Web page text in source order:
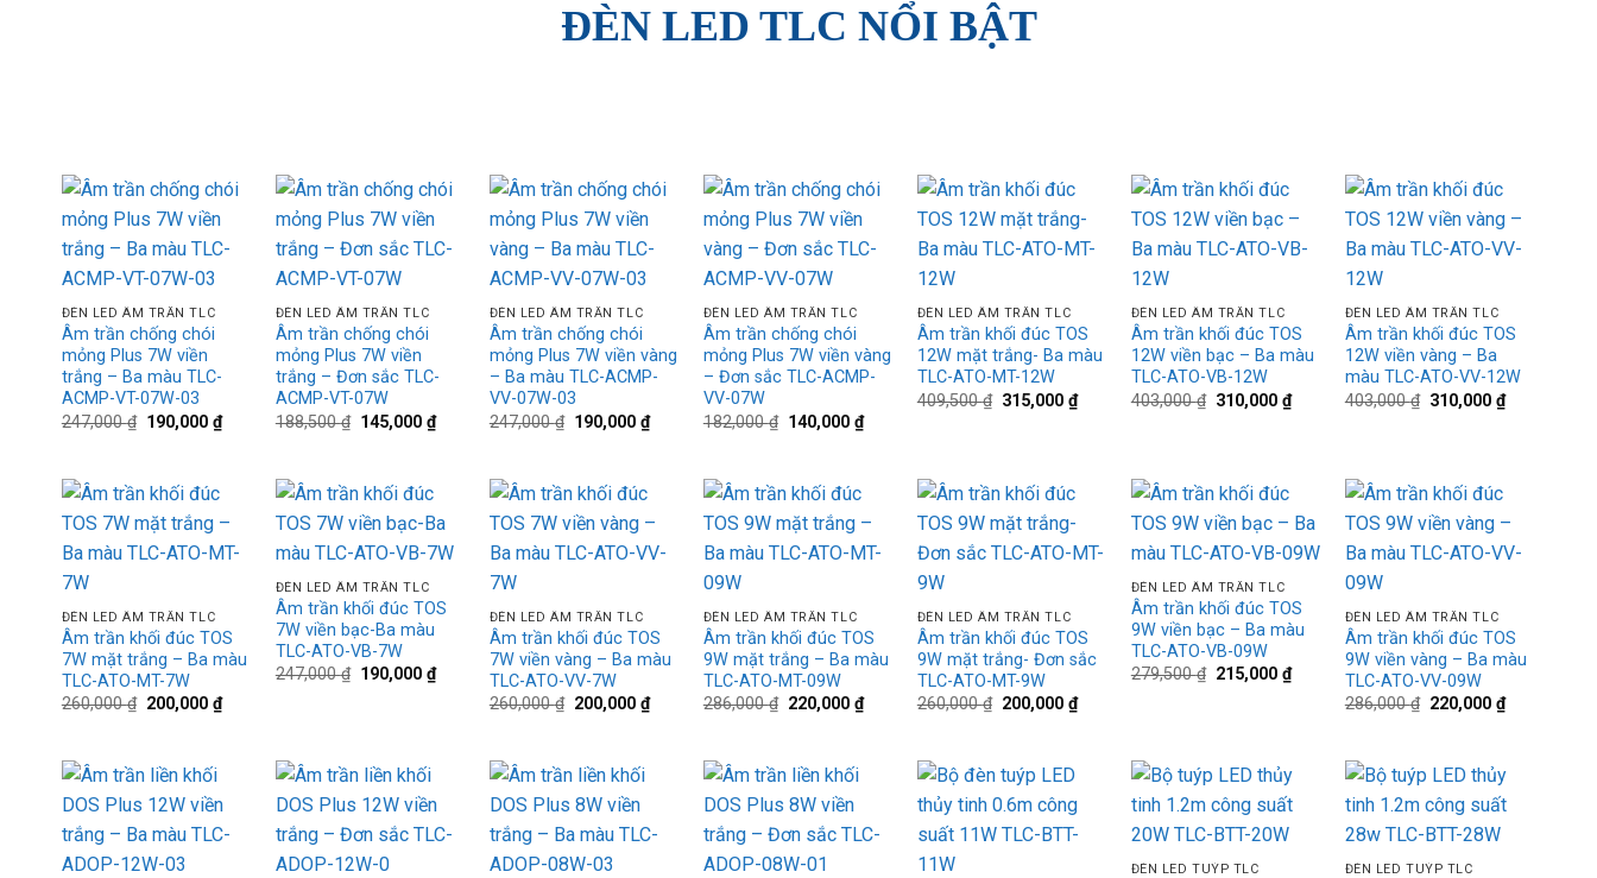
ĐÈN LED TLC NỔI BẬT
Add to
wishlist
+
ĐÈN LED ÂM TRẦN TLC
Âm trần chống chói
mỏng Plus 7W viền
trắng – Ba màu TLC-
ACMP-VT-07W-03
247,000₫ Giá
190,000₫Giá
hiện
190,000 ₫.
Add to
wishlist
+
ĐÈN LED ÂM TRẦN TLC
Âm trần chống chói
mỏng Plus 7W viền
trắng – Đơn sắc TLC-
ACMP-VT-07W
188,500₫ Giá
145,000₫Giá
hiện
145,000 ₫.
Add to
wishlist
+
ĐÈN LED ÂM TRẦN TLC
Âm trần chống chói
mỏng Plus 7W viền vàng
– Ba màu TLC-ACMP-
VV-07W-03
247,000₫ Giá
190,000₫Giá
hiện
190,000 ₫.
Add to
wishlist
+
ĐÈN LED ÂM TRẦN TLC
Âm trần chống chói
mỏng Plus 7W viền vàng
– Đơn sắc TLC-ACMP-
VV-07W
182,000₫ Giá
140,000₫Giá
hiện
140,000 ₫.
Add to
wishlist
+
ĐÈN LED ÂM TRẦN TLC
Âm trần khối đúc TOS
12W mặt trắng- Ba màu
TLC-ATO-MT-12W
409,500₫ Giá
315,000₫Giá
hiện
Add to
wishlist
+
ĐÈN LED ÂM TRẦN TLC
Âm trần khối đúc TOS
12W viền bạc – Ba màu
TLC-ATO-VB-12W
403,000₫ Giá
310,000₫Giá
hiện
Add to
wishlist
+
ĐÈN LED ÂM TRẦN TLC
Âm trần khối đúc TOS
12W viền vàng – Ba
màu TLC-ATO-VV-12W
403,000₫ Giá
310,000₫Giá
hiện
Add to
wishlist
ĐÈN LED ÂM TRẦN TLC
Âm trần khối đúc TOS
7W mặt trắng – Ba màu
TLC-ATO-MT-7W
260,000₫ Giá
200,000₫Giá
hiện
200,000 ₫.
Add to
wishlist
ĐÈN LED ÂM TRẦN TLC
Âm trần khối đúc TOS
7W viền bạc-Ba màu
TLC-ATO-VB-7W
247,000₫ Giá
190,000₫Giá
hiện
Add to
wishlist
ĐÈN LED ÂM TRẦN TLC
Âm trần khối đúc TOS
7W viền vàng – Ba màu
TLC-ATO-VV-7W
260,000₫ Giá
200,000₫Giá
hiện
200,000 ₫.
Add to
wishlist
+
ĐÈN LED ÂM TRẦN TLC
Âm trần khối đúc TOS
9W mặt trắng – Ba màu
TLC-ATO-MT-09W
286,000₫ Giá
220,000₫Giá
hiện
220,000 ₫.
Add to
wishlist
ĐÈN LED ÂM TRẦN TLC
Âm trần khối đúc TOS
9W mặt trắng- Đơn sắc
TLC-ATO-MT-9W
260,000₫ Giá
200,000₫Giá
hiện
200,000 ₫.
Add to
wishlist
ĐÈN LED ÂM TRẦN TLC
Âm trần khối đúc TOS
9W viền bạc – Ba màu
TLC-ATO-VB-09W
279,500₫ Giá
215,000₫Giá
hiện
Add to
wishlist
+
ĐÈN LED ÂM TRẦN TLC
Âm trần khối đúc TOS
9W viền vàng – Ba màu
TLC-ATO-VV-09W
286,000₫ Giá
220,000₫Giá
hiện
220,000 ₫.
Add to
wishlist
+
Add to
wishlist
+
Add to
wishlist
+
Add to
wishlist
+
Add to
wishlist
+
Add to
wishlist
+
ĐÈN LED TUÝP TLC
Add to
wishlist
ĐÈN LED TUÝP TLC